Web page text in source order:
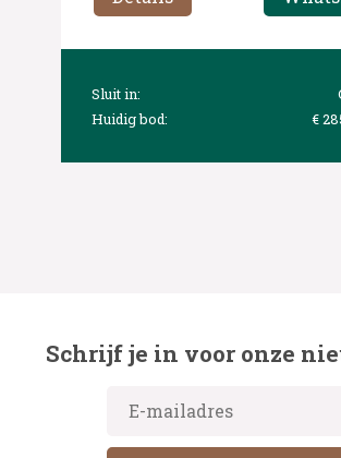
Sluit in:
Huidig bod:
€
Schrijf je in voor onze